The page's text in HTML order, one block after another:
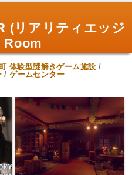
(リアリティエッジ
Room
体験型謎解きゲーム施設 /
/ゲームセンター